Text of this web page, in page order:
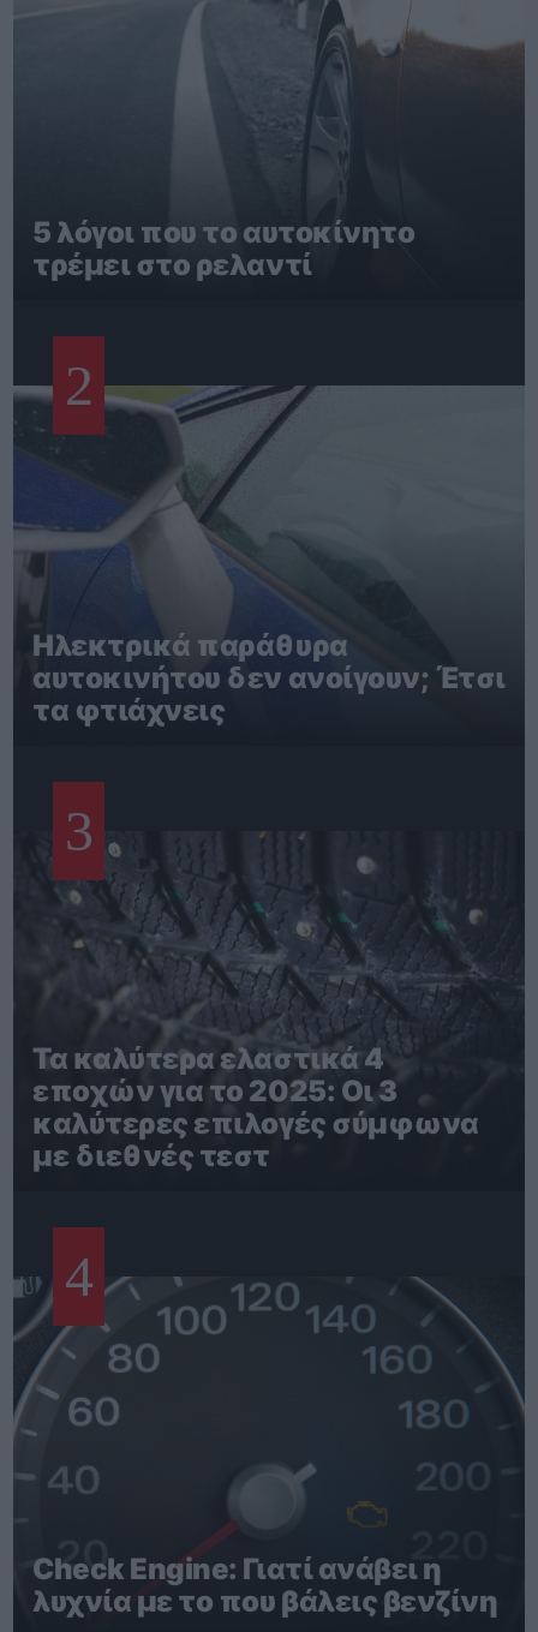
5 λόγοι που το αυτοκίνητο
τρέμει στο ρελαντί
2
Ηλεκτρικά παράθυρα
αυτοκινήτου δεν ανοίγουν; Έτσι
τα φτιάχνεις
3
Τα καλύτερα ελαστικά 4
εποχών για το 2025: Οι 3
καλύτερες επιλογές σύμφωνα
με διεθνές τεστ
4
Check Engine: Γιατί ανάβει η
λυχνία με το που βάλεις βενζίνη